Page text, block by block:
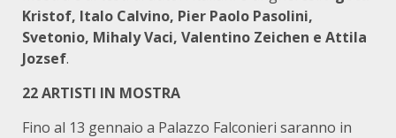
Kristof, Italo Calvino, Pier Paolo Pasolini,
Svetonio, Mihaly Vaci, Valentino Zeichen e Attila
Jozsef.
22 ARTISTI IN MOSTRA
Fino al 13 gennaio a Palazzo Falconieri saranno in